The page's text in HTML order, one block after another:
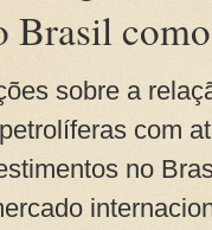
Brasil
sobre a
com
no